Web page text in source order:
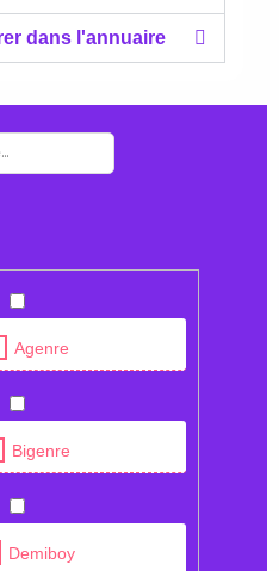
dans l'annuaire​
Agenre
Bigenre
Demiboy